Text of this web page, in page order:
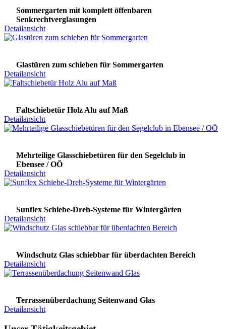
Sommergarten mit komplett öffenbaren
Senkrechtverglasungen
Detailansicht
Glastüren zum schieben für Sommergarten
Detailansicht
Faltschiebetür Holz Alu auf Maß
Detailansicht
Mehrteilige Glasschiebetüren für den Segelclub in
Ebensee / OÖ
Detailansicht
Sunflex Schiebe-Dreh-Systeme für Wintergärten
Detailansicht
Windschutz Glas schiebbar für überdachten Bereich
Detailansicht
Terrassenüberdachung Seitenwand Glas
Detailansicht